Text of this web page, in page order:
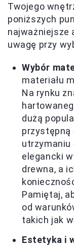
Twojego
poniższych
najważniejsze
uwagę przy
Wybór
materiału
Na rynku
dużą
przystępną
utrzymaniu
elegancki
drewna, a
Pamiętaj,
od
takich jak
Estetyka i